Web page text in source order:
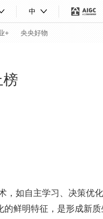
中
+ 央央好物
综合体育 亚冬会
榜
，如自主学习、决策优
鲜明特征，是形成新